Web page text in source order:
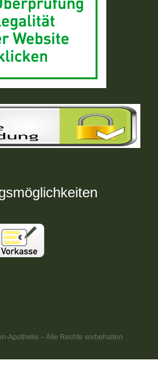
Apotheke – Alle Rechte vorbehalten